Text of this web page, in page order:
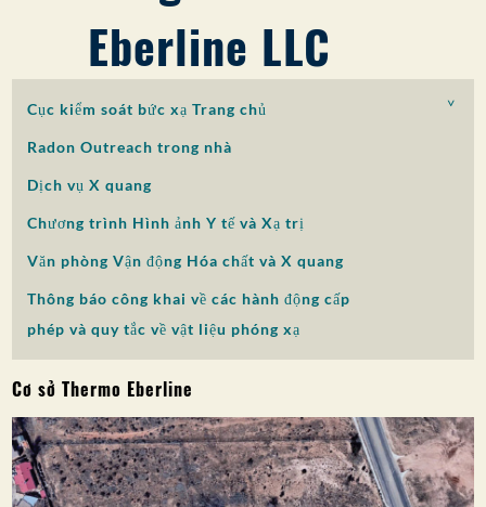
SỰ THAM GIA CỦA CÔNG CHÚNG
Eberline LLC
Cục kiểm soát bức xạ Trang chủ
Radon Outreach trong nhà
Dịch vụ X quang
Chương trình Hình ảnh Y tế và Xạ trị
Văn phòng Vận động Hóa chất và X quang
Thông báo công khai về các hành động cấp
phép và quy tắc về vật liệu phóng xạ
Cơ sở Thermo Eberline